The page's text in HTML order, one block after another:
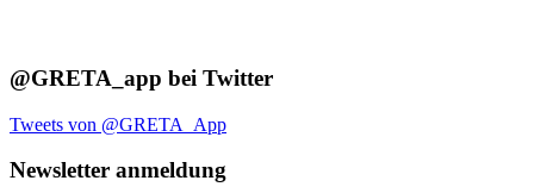
@GRETA_app bei Twitter
Tweets von @GRETA_App
Newsletter anmeldung